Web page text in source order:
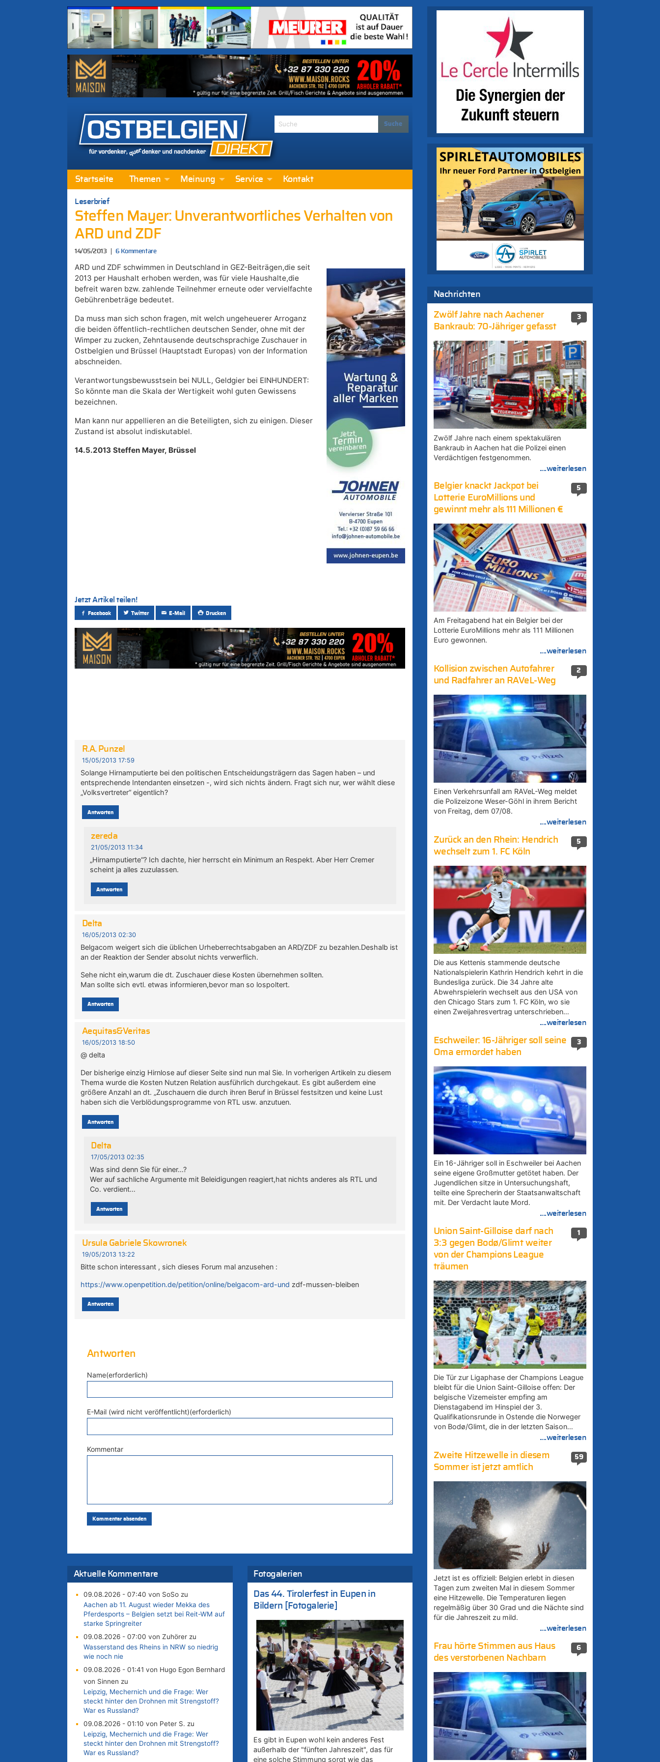
Startseite Themen Meinung Service Kontakt
Leserbrief
Steffen Mayer: Unverantwortliches Verhalten von
ARD und ZDF
14/05/2013 6 Kommentare
ARD und ZDF schwimmen in Deutschland in GEZ-Beiträgen,die seit
2013 per Haushalt erhoben werden, was für viele Haushalte,die
befreit waren bzw. zahlende Teilnehmer erneute oder vervielfachte
Gebührenbeträge bedeutet.
Da muss man sich schon fragen, mit welch ungeheuerer Arroganz
die beiden öffentlich-rechtlichen deutschen Sender, ohne mit der
Wimper zu zucken, Zehntausende deutschsprachige Zuschauer in
Ostbelgien und Brüssel (Hauptstadt Europas) von der Information
abschneiden.
Verantwortungsbewusstsein bei NULL, Geldgier bei EINHUNDERT:
So könnte man die Skala der Wertigkeit wohl guten Gewissens
bezeichnen.
Man kann nur appellieren an die Beteiligten, sich zu einigen. Dieser
Zustand ist absolut indiskutablel.
14.5.2013 Steffen Mayer, Brüssel
Jetzt Artikel teilen!
Facebook Twitter E-Mail Drucken
R.A. Punzel
15/05/2013 17:59
Solange Hirnamputierte bei den politischen Entscheidungsträgern das Sagen haben – und
entsprechende Intendanten einsetzen -, wird sich nichts ändern. Fragt sich nur, wer wählt diese
„Volksvertreter“ eigentlich?
Antworten
zereda
21/05/2013 11:34
„Hirnamputierte“? Ich dachte, hier herrscht ein Minimum an Respekt. Aber Herr Cremer
scheint ja alles zuzulassen.
Antworten
Delta
16/05/2013 02:30
Belgacom weigert sich die üblichen Urheberrechtsabgaben an ARD/ZDF zu bezahlen.Deshalb ist
an der Reaktion der Sender absolut nichts verwerflich.
Sehe nicht ein,warum die dt. Zuschauer diese Kosten übernehmen sollten.
Man sollte sich evtl. etwas informieren,bevor man so lospoltert.
Antworten
Aequitas&Veritas
16/05/2013 18:50
@ delta
Der bisherige einzig Hirnlose auf dieser Seite sind nun mal Sie. In vorherigen Artikeln zu diesem
Thema wurde die Kosten Nutzen Relation ausführlich durchgekaut. Es gibt außerdem eine
größere Anzahl an dt. „Zuschauern die durch ihren Beruf in Brüssel festsitzen und keine Lust
haben sich die Verblödungsprogramme von RTL usw. anzutuen.
Antworten
Delta
17/05/2013 02:35
Was sind denn Sie für einer…?
Wer auf sachliche Argumente mit Beleidigungen reagiert,hat nichts anderes als RTL und
Co. verdient…
Antworten
Ursula Gabriele Skowronek
19/05/2013 13:22
Bitte schon interessant , sich dieses Forum mal anzusehen :
https://www.openpetition.de/petition/online/belgacom-ard-und zdf-mussen-bleiben
Antworten
Antworten
Name(erforderlich)
E-Mail (wird nicht veröffentlicht)(erforderlich)
Kommentar
Aktuelle Kommentare
09.08.2026 - 07:40 von SoSo zu
Aachen ab 11. August wieder Mekka des
Pferdesports – Belgien setzt bei Reit-WM auf
starke Springreiter
09.08.2026 - 07:00 von Zuhörer zu
Wasserstand des Rheins in NRW so niedrig
wie noch nie
09.08.2026 - 01:41 von Hugo Egon Bernhard
von Sinnen zu
Leipzig, Mechernich und die Frage: Wer
steckt hinter den Drohnen mit Strengstoff?
War es Russland?
09.08.2026 - 01:10 von Peter S. zu
Leipzig, Mechernich und die Frage: Wer
steckt hinter den Drohnen mit Strengstoff?
War es Russland?
Fotogalerien
Das 44. Tirolerfest in Eupen in
Bildern [Fotogalerie]
Es gibt in Eupen wohl kein anderes Fest
außerhalb der "fünften Jahreszeit", das für
eine solche Stimmung sorgt wie das
Nachrichten
3
Zwölf Jahre nach Aachener
Bankraub: 70-Jähriger gefasst
Zwölf Jahre nach einem spektakulären
Bankraub in Aachen hat die Polizei einen
Verdächtigen festgenommen.
....weiterlesen
5
Belgier knackt Jackpot bei
Lotterie EuroMillions und
gewinnt mehr als 111 Millionen €
Am Freitagabend hat ein Belgier bei der
Lotterie EuroMillions mehr als 111 Millionen
Euro gewonnen.
....weiterlesen
2
Kollision zwischen Autofahrer
und Radfahrer an RAVeL-Weg
Einen Verkehrsunfall am RAVeL-Weg meldet
die Polizeizone Weser-Göhl in ihrem Bericht
von Freitag, dem 07/08.
....weiterlesen
5
Zurück an den Rhein: Hendrich
wechselt zum 1. FC Köln
Die aus Kettenis stammende deutsche
Nationalspielerin Kathrin Hendrich kehrt in die
Bundesliga zurück. Die 34 Jahre alte
Abwehrspielerin wechselt aus den USA von
den Chicago Stars zum 1. FC Köln, wo sie
einen Zweijahresvertrag unterschrieben…
....weiterlesen
3
Eschweiler: 16-Jähriger soll seine
Oma ermordet haben
Ein 16-Jähriger soll in Eschweiler bei Aachen
seine eigene Großmutter getötet haben. Der
Jugendlichen sitze in Untersuchungshaft,
teilte eine Sprecherin der Staatsanwaltschaft
mit. Der Verdacht laute Mord.
....weiterlesen
1
Union Saint-Gilloise darf nach
3:3 gegen Bodø/Glimt weiter
von der Champions League
träumen
Die Tür zur Ligaphase der Champions League
bleibt für die Union Saint-Gilloise offen: Der
belgische Vizemeister empfing am
Dienstagabend im Hinspiel der 3.
Qualifikationsrunde in Ostende die Norweger
von Bodø/Glimt, die in der letzten Saison…
....weiterlesen
59
Zweite Hitzewelle in diesem
Sommer ist jetzt amtlich
Jetzt ist es offiziell: Belgien erlebt in diesen
Tagen zum zweiten Mal in diesem Sommer
eine Hitzewelle. Die Temperaturen liegen
regelmäßig über 30 Grad und die Nächte sind
für die Jahreszeit zu mild.
....weiterlesen
6
Frau hörte Stimmen aus Haus
des verstorbenen Nachbarn